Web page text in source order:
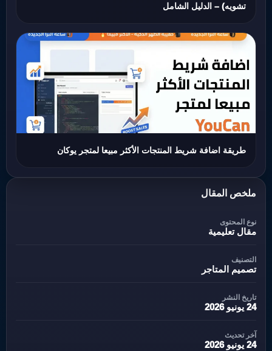
تشويه) – الدليل الشامل
طريقة اضافة شريط المنتجات الأكثر مبيعا لمتجر يوكان
ملخص المقال
نوع المحتوى
مقال تعليمية
التصنيف
تصميم المتاجر
تاريخ النشر
24 يونيو 2026
آخر تحديث
24 يونيو 2026